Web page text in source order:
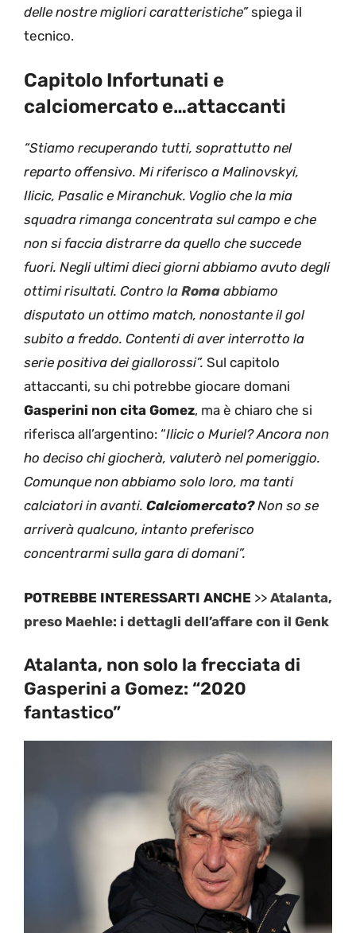
delle nostre migliori caratteristiche”spiega il
tecnico.
Capitolo Infortunati e
calciomercato e…attaccanti
“Stiamo recuperando tutti, soprattutto nel
reparto offensivo. Mi riferisco a Malinovskyi,
Ilicic, Pasalic e Miranchuk. Voglio che la mia
squadra rimanga concentrata sul campo e che
non si faccia distrarre da quello che succede
fuori. Negli ultimi dieci giorni abbiamo avuto degli
ottimi risultati. Contro la Roma abbiamo
disputato un ottimo match, nonostante il gol
subito a freddo. Contenti di aver interrotto la
serie positiva dei giallorossi”. Sul capitolo
attaccanti, su chi potrebbe giocare domani
Gasperini non cita Gomez, ma è chiaro che si
riferisca all’argentino: “Ilicic o Muriel? Ancora non
ho deciso chi giocherà, valuterò nel pomeriggio.
Comunque non abbiamo solo loro, ma tanti
calciatori in avanti. Calciomercato?Non so se
arriverà qualcuno, intanto preferisco
concentrarmi sulla gara di domani”.
POTREBBE INTERESSARTI ANCHE >> Atalanta,
preso Maehle: i dettagli dell’affare con il Genk
Atalanta, non solo la frecciata di
Gasperini a Gomez: “2020
fantastico”